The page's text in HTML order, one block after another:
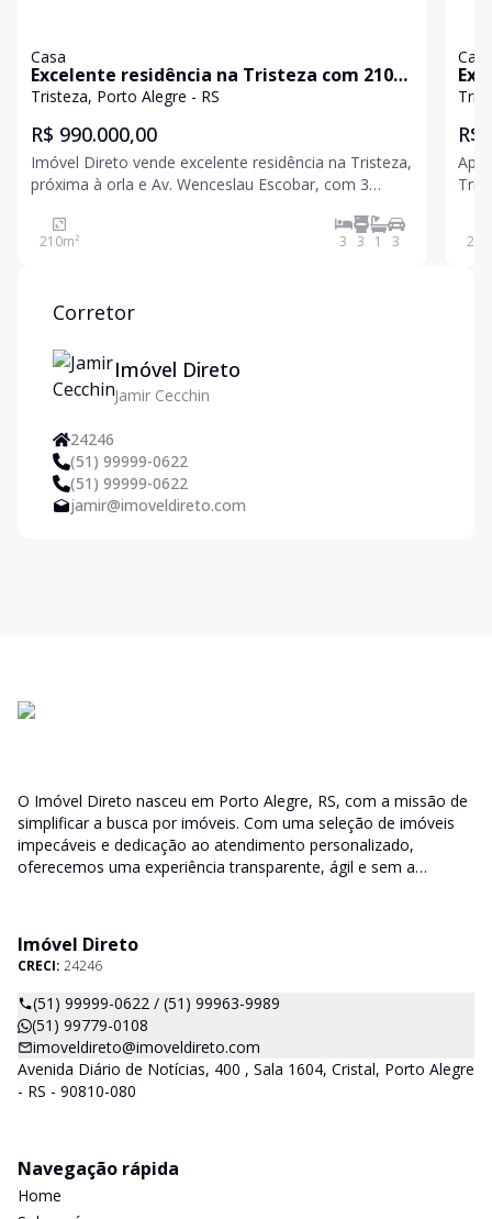
Casa
Excelente residência na Tristeza com 210
m², 3 dorm., suíte, 3 vagas e piscina
Tristeza, Porto Alegre - RS
R$ 990.000,00
Imóvel Direto vende excelente residência na Tristeza,
próxima à orla e Av. Wenceslau Escobar, com 3
ambientes, cozinha integrada, churrasqueira, lavado.
Sótão espaçoso, com lavabo. Garagem coberta par
210m² 3 3 1 3
Casa
R$
234
Corretor
Imóvel Direto
Jamir Cecchin
24246
(51) 99999-0622
(51) 99999-0622
jamir@imoveldireto.com
O Imóvel Direto nasceu em Porto Alegre, RS, com a missão de
simplificar a busca por imóveis. Com uma seleção de imóveis
impecáveis e dedicação ao atendimento personalizado,
oferecemos uma experiência transparente, ágil e sem a
Imóvel Direto
CRECI: 24246
(51) 99999-0622 / (51) 99963-9989
(51) 99779-0108
imoveldireto@imoveldireto.com
Avenida Diário de Notícias, 400 , Sala 1604, Cristal, Porto Alegre
- RS - 90810-080
Navegação rápida
Home